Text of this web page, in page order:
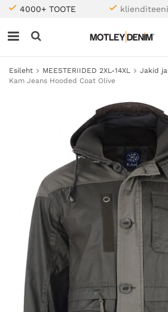
4000+ TOOTE
Esileht MEESTERIIDED 2XL-14XL
Jakid
Kam Jeans Hooded Coat Olive